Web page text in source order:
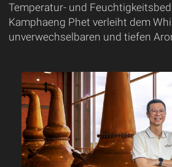
Temperatur- und
Kamphaeng Phet verleiht dem
unverwechselbaren und tiefen